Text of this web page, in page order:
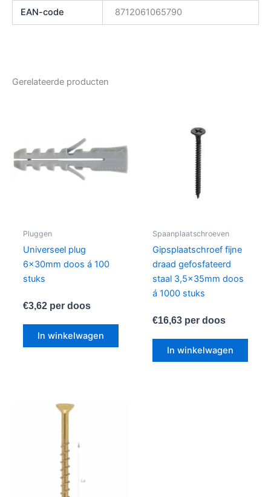
EAN-code 8712061065790
Gerelateerde producten
Pluggen
Universeel plug
6x30mm doos á 100
stuks
€3,62per doos
In winkelwagen
Spaanplaatschroeven
Gipsplaatschroef fijne
draad gefosfateerd
staal 3,5x35mm doos
á 1000 stuks
€16,63per doos
In winkelwagen